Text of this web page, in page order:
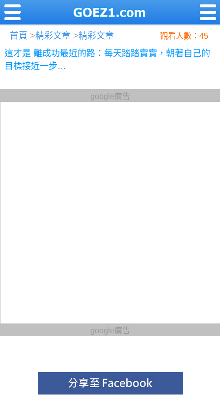
首頁 >精彩文章 >精彩文章 觀看人數：45
這才是 離成功最近的路：每天踏踏實實，朝著自己的
目標接近一步…
google廣告
google廣告